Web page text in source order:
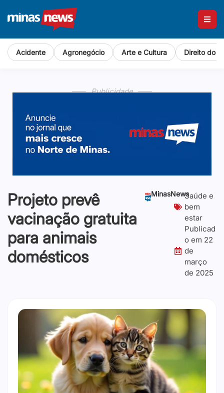
Acidente Agronegócio Arte e Cultura Direito do
Publicidade
MinasNewsSaúde e
bem
estar
Publicad
o em 22
de
março
de 2025
Projeto prevê
vacinação gratuita
para animais
domésticos